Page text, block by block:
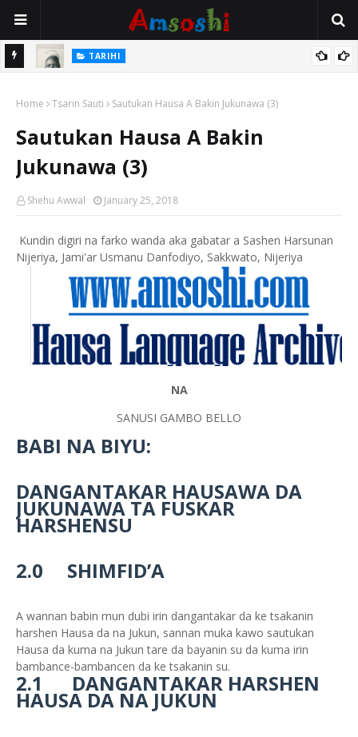
TARIHI
Usman Kure Bungudu
Home Tsarin Sauti Sautukan Hausa A Bakin Jukunawa (3)
Sautukan Hausa A Bakin
Jukunawa (3)
Shehu Awwal January 25, 2018
Kundin digiri na farko wanda aka gabatar a Sashen Harsunan
Nijeriya, Jami'ar Usmanu Danfodiyo, Sakkwato, Nijeriya
NA
SANUSI GAMBO BELLO
BABI NA BIYU:
DANGANTAKAR HAUSAWA DA
JUKUNAWA TA FUSKAR
HARSHENSU
2.0 SHIMFID’A
A wannan babin mun dubi irin dangantakar da ke tsakanin
harshen Hausa da na Jukun, sannan muka kawo sautukan
Hausa da kuma na Jukun tare da bayanin su da kuma irin
bambance-bambancen da ke tsakanin su.
2.1 DANGANTAKAR HARSHEN
HAUSA DA NA JUKUN